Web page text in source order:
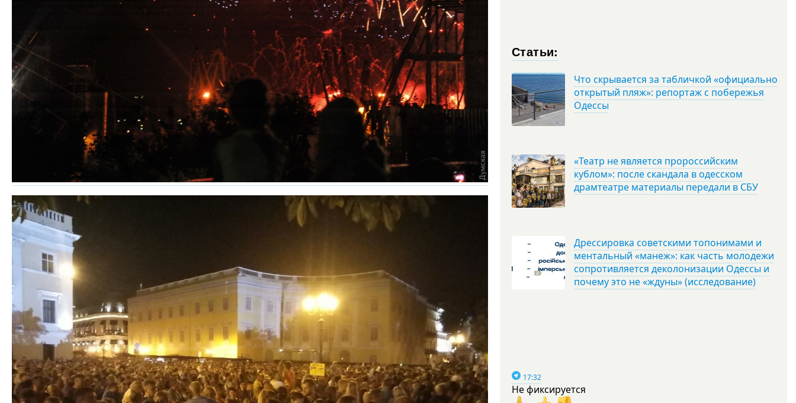
Статьи:
Что скрывается за табличкой «официально
открытый пляж»: репортаж с побережья
Одессы
«Театр не является пророссийским
кублом»: после скандала в одесском
драмтеатре материалы передали в СБУ
Дрессировка советскими топонимами и
ментальный «манеж»: как часть молодежи
сопротивляется деколонизации Одессы и
почему это не «ждуны» (исследование)
17:32
Не фиксируется